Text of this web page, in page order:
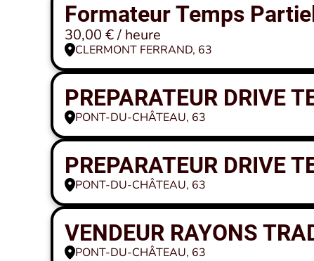
Formateur Temps
30,00 € / heure
CLERMONT FERRAND, 63
PREPARATEUR DRIVE
PONT-DU-CHÂTEAU, 63
PREPARATEUR DRIVE
PONT-DU-CHÂTEAU, 63
VENDEUR RAYONS
PONT-DU-CHÂTEAU, 63